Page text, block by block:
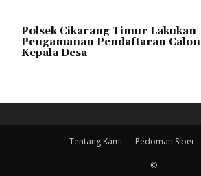
Polsek Cikarang Timur Lakukan
Pengamanan Pendaftaran Calon
Kepala Desa
Tentang Kami Pedoman Siber
©